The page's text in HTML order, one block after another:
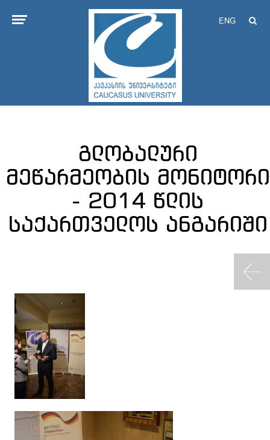
ENG
გლობალური
მეწარმეობის მონიტორი
- 2014 წლის
საქართველოს ანგარიში